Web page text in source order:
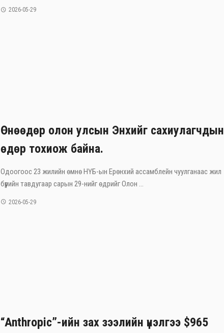
2026-05-29
Өнөөдөр олон улсын Энхийг сахиулагчдын
өдөр тохиож байна.
Одоогоос 23 жилийн өмнө НҮБ-ын Ерөнхий ассамблейн чуулганаас жил
бүрийн тавдугаар сарын 29-нийг өдрийг Олон ...
2026-05-29
“Anthropic”-ийн зах зээлийн үнэлгээ $965